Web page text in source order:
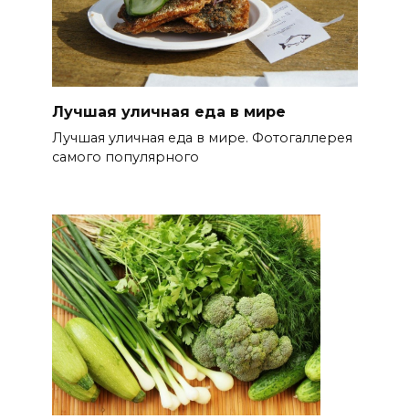
Лучшая уличная еда в мире
Лучшая уличная еда в мире. Фотогаллерея
самого популярного